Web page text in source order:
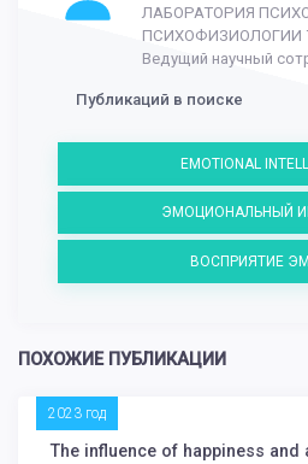
ЛАБОРАТОРИЯ
ПСИХОФИЗИОЛОГИИ
Ведущий научный
Публикаций в поиске
EMOTIONAL
ЭМОЦИОНАЛЬНЫЙ
ВОСПРИЯТИЕ
ПОХОЖИЕ ПУБЛИКАЦИИ
2023 год
The influence of happiness and